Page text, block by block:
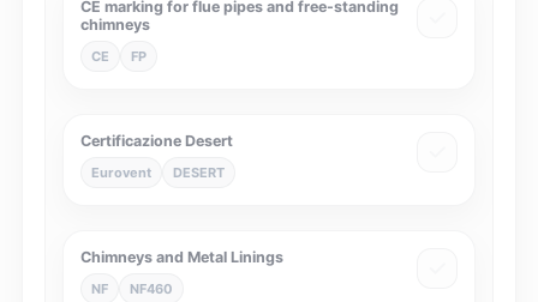
CE marking for flue pipes and free-standing
chimneys
CE FP
Certificazione Desert
Eurovent DESERT
Chimneys and Metal Linings
NF NF460